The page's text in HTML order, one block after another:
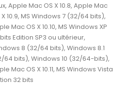
Apple Mac OS X 10.8, Apple Mac
X 10.9, MS Windows 7 (32/64 bits),
Mac OS X 10.10, MS Windows XP
Edition SP3 ou ultérieur,
8 (32/64 bits), Windows 8.1
64 bits), Windows 10 (32/64-bits),
Mac OS X 10.11, MS Windows Vista
32 bits